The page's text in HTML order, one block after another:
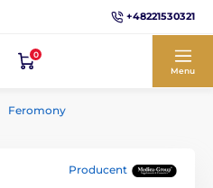
+48221530321
0
Menu
Feromony
Producent